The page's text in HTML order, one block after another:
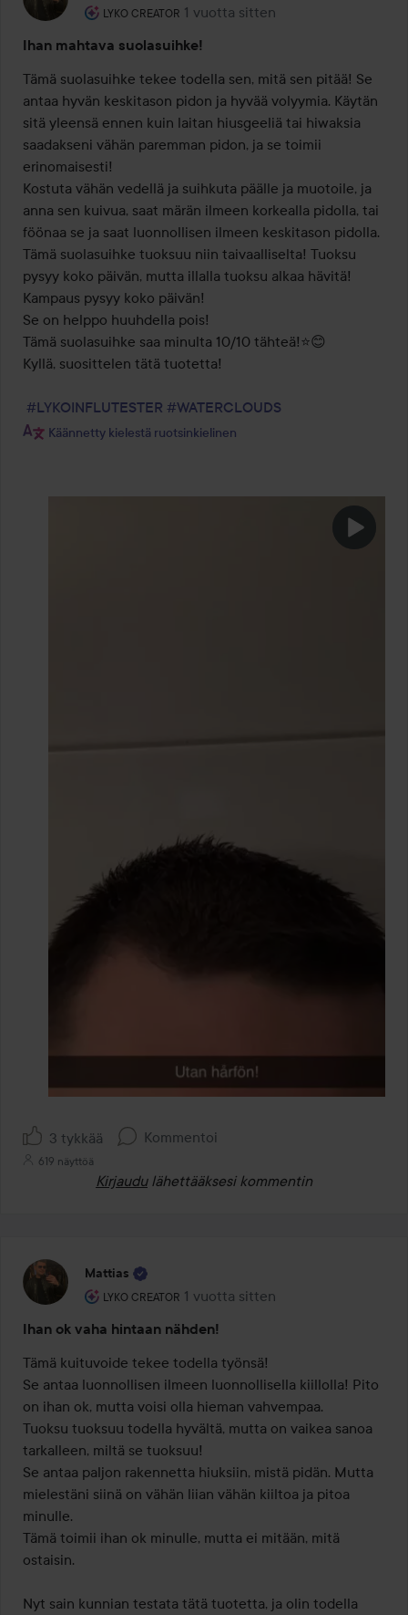
LYKO CREATOR
Käyttäjän rooli: Lyko Creator.
1 vuotta sitten
Viesti luotiin 1 vuotta sitten
Ihan mahtava suolasuihke!
Tämä suolasuihke tekee todella sen, mitä sen pitää! Se
antaa hyvän keskitason pidon ja hyvää volyymia. Käytän
sitä yleensä ennen kuin laitan hiusgeeliä tai hiwaksia
saadakseni vähän paremman pidon, ja se toimii
erinomaisesti!
Kostuta vähän vedellä ja suihkuta päälle ja muotoile, ja
anna sen kuivua, saat märän ilmeen korkealla pidolla, tai
föönaa se ja saat luonnollisen ilmeen keskitason pidolla.
Tämä suolasuihke tuoksuu niin taivaalliselta! Tuoksu
pysyy koko päivän, mutta illalla tuoksu alkaa hävitä!
Kampaus pysyy koko päivän!
Se on helppo huuhdella pois!
Tämä suolasuihke saa minulta 10/10 tähteä!⭐️😊
Kyllä, suosittelen tätä tuotetta!
#LYKOINFLUTESTER #WATERCLOUDS
Käännetty kielestä ruotsinkielinen
3 tykkää Kommentoi
619 näyttöä
Kirjaudu lähettääksesi kommentin
Mattias
LYKO CREATOR
Käyttäjän rooli: Lyko Creator.
1 vuotta sitten
Viesti luotiin 1 vuotta sitten
Ihan ok vaha hintaan nähden!
Tämä kuituvoide tekee todella työnsä!
Se antaa luonnollisen ilmeen luonnollisella kiillolla! Pito
on ihan ok, mutta voisi olla hieman vahvempaa.
Tuoksu tuoksuu todella hyvältä, mutta on vaikea sanoa
tarkalleen, miltä se tuoksuu!
Se antaa paljon rakennetta hiuksiin, mistä pidän. Mutta
mielestäni siinä on vähän liian vähän kiiltoa ja pitoa
minulle.
Tämä toimii ihan ok minulle, mutta ei mitään, mitä
ostaisin.
Nyt sain kunnian testata tätä tuotetta, ja olin todella